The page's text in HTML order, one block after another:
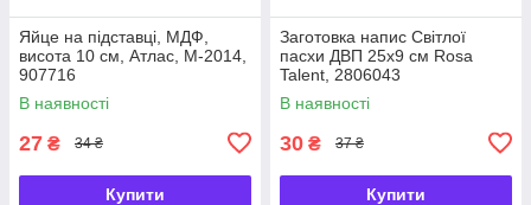
Яйце на підставці, МДФ,
висота 10 см, Атлас, М-2014,
907716
В наявності
27 ₴ 34 ₴
Купити
Заготовка напис Світлої
пасхи ДВП 25х9 см Rosa
Talent, 2806043
В наявності
30 ₴ 37 ₴
Купити